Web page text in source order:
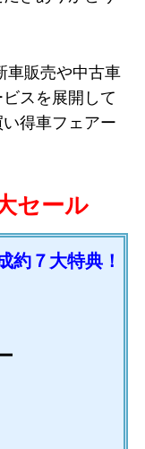
車販売や中古車
スを展開して
得車フェアー
セール
約７大特典！